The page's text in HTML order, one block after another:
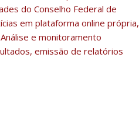
do Conselho Federal de
em plataforma online própria,
e monitoramento
emissão de relatórios